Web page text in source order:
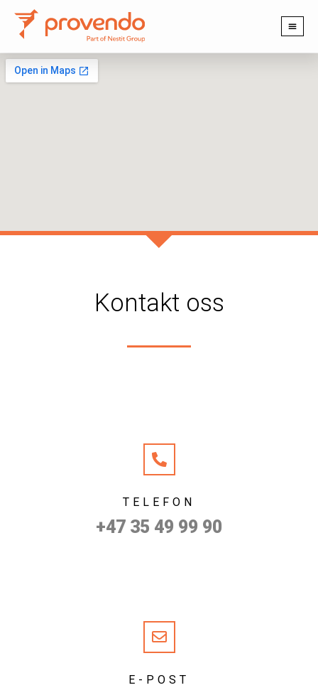
Kontakt oss
TELEFON
+47 35 49 99 90
E-POST